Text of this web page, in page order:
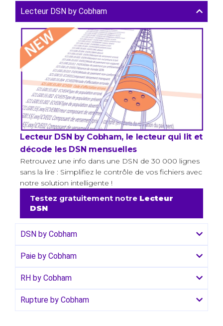
Lecteur DSN by Cobham
Lecteur DSN by Cobham, le lecteur qui lit et
décode les DSN mensuelles
Retrouvez une info dans une DSN de 30 000 lignes
sans la lire : Simplifiez le contrôle de vos fichiers avec
notre solution intelligente !
Testez gratuitement notre Lecteur
DSN
DSN by Cobham
Paie by Cobham
RH by Cobham
Rupture by Cobham